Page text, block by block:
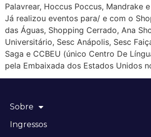
Palavrear, Hoccus Poccus, Mandrake
Já realizou eventos para/ e com o
das Águas, Shopping Cerrado, Ana
Universitário, Sesc Anápolis, Sesc
Saga e CCBEU (único Centro De
pela Embaixada dos Estados Unidos
Sobre
Ingressos